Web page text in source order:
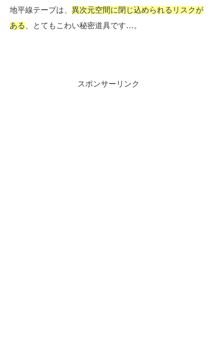
地平線テープは、 異次元空間に閉じ込められるリスクが
ある
、とてもこわい秘密道具です…。
スポンサーリンク